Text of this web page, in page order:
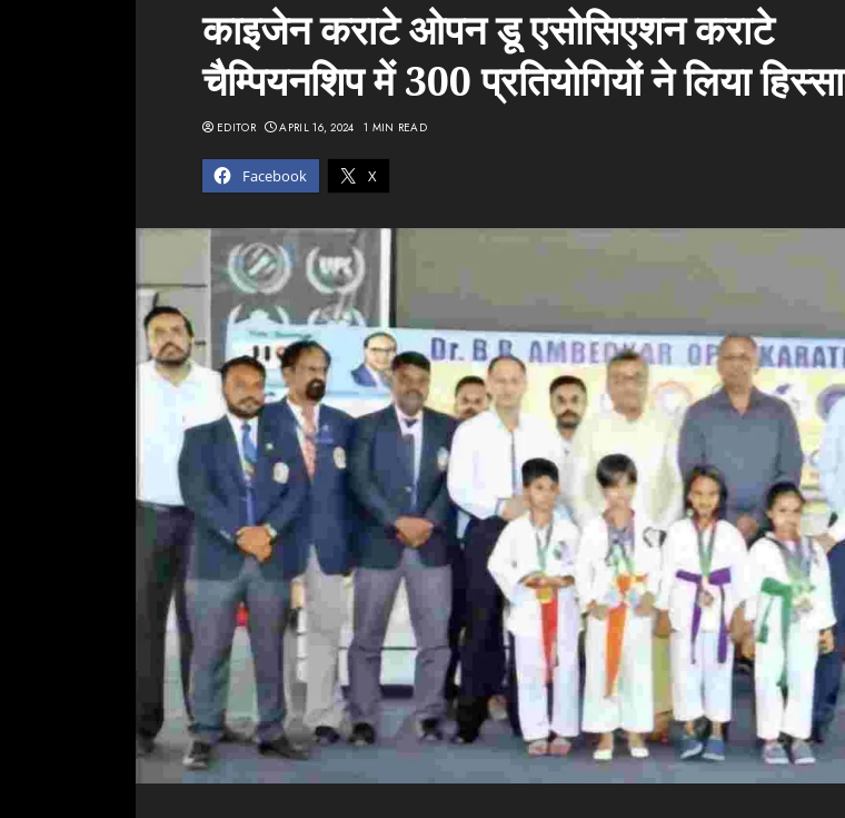
काइजेन कराटे ओपन डू एसोसिएशन कराटे
चैम्पियनशिप में 300 प्रतियोगियों ने लिया हिस्सा
Facebook X
EDITOR APRIL 16, 2024 1 MIN READ